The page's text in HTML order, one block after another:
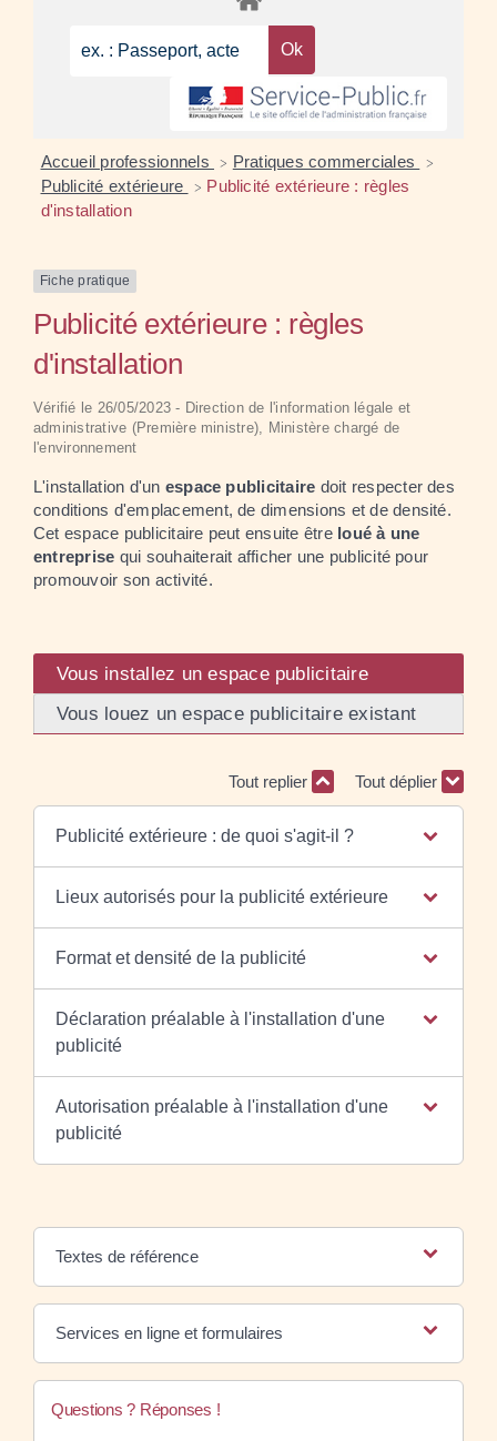
Accueil professionnels > Pratiques commerciales >
Publicité extérieure > Publicité extérieure : règles
d'installation
Fiche pratique
Publicité extérieure : règles
d'installation
Vérifié le 26/05/2023 - Direction de l'information légale et
administrative (Première ministre), Ministère chargé de
l'environnement
L'installation d'un espace publicitaire doit respecter des
conditions d'emplacement, de dimensions et de densité.
Cet espace publicitaire peut ensuite être loué à une
entreprise qui souhaiterait afficher une publicité pour
promouvoir son activité.
Vous installez un espace publicitaire
Vous louez un espace publicitaire existant
Tout replier Tout déplier
Publicité extérieure : de quoi s'agit-il ?
Lieux autorisés pour la publicité extérieure
Format et densité de la publicité
Déclaration préalable à l'installation d'une
publicité
Autorisation préalable à l'installation d'une
publicité
Textes de référence
Services en ligne et formulaires
Questions ? Réponses !